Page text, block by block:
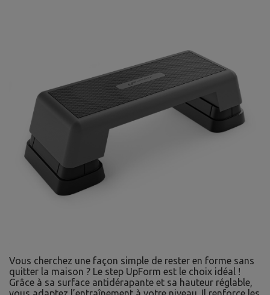
Vous cherchez une façon simple de rester en forme sans
quitter la maison ? Le step UpForm est le choix idéal !
Grâce à sa surface antidérapante et sa hauteur réglable,